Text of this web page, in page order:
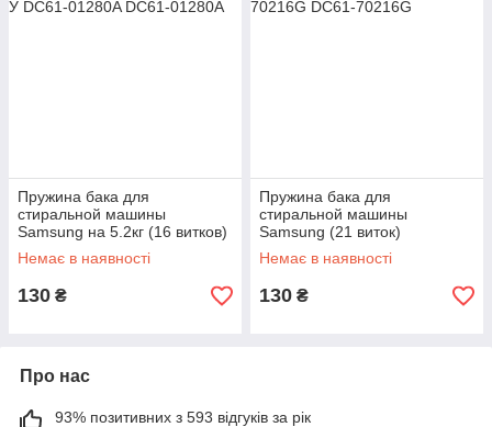
Пружина бака для
стиральной машины
Samsung на 5.2кг (16 витков)
L=178mm Б/У DC61-01280A
Немає в наявності
130 ₴
Пружина бака для
стиральной машины
Samsung (21 виток)
L=172mm DC61-70216G
Немає в наявності
130 ₴
Про нас
93% позитивних з 593 відгуків за рік